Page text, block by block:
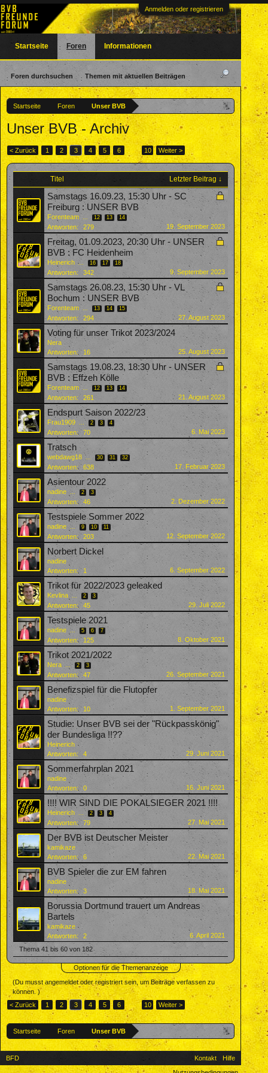
Anmelden oder registrieren
Startseite Foren Unser BVB
Unser BVB - Archiv
< Zurück 1 2 3 4 5 6 → 10 Weiter >
Titel Letzter Beitrag ↓
Samstags 16.09.23, 15:30 Uhr - SC
Freiburg : UNSER BVB
Forenteam ... 12 13 14
Antworten: 279 19. September 2023
Freitag, 01.09.2023, 20:30 Uhr - UNSER
BVB : FC Heidenheim
Heinerich ... 16 17 18
Antworten: 342 9. September 2023
Samstags 26.08.23, 15:30 Uhr - VL
Bochum : UNSER BVB
Forenteam ... 13 14 15
Antworten: 294 27. August 2023
Voting für unser Trikot 2023/2024
Nera
Antworten:
16 25. August 2023
Samstags 19.08.23, 18:30 Uhr - UNSER
BVB : Effzeh Kölle
Forenteam ... 12 13 14
Antworten: 261 21. August 2023
Endspurt Saison 2022/23
Frau1909 ... 2 3 4
Antworten: 70 6. Mai 2023
Tratsch
webdawg18 ... 30 31 32
Antworten: 638 17. Februar 2023
Asientour 2022
nadine ... 2 3
Antworten: 46 2. Dezember 2022
Testspiele Sommer 2022
nadine ... 9 10 11
Antworten: 203 12. September 2022
Norbert Dickel
nadine
Antworten:
1 6. September 2022
Trikot für 2022/2023 geleaked
Kevlina ... 2 3
Antworten: 45 29. Juli 2022
Testspiele 2021
nadine ... 5 6 7
Antworten: 125 8. Oktober 2021
Trikot 2021/2022
Nera ... 2 3
Antworten: 47 26. September 2021
Benefizspiel für die Flutopfer
nadine
Antworten:
10 1. September 2021
Studie: Unser BVB sei der "Rückpasskönig"
der Bundesliga !!??
Heinerich
Antworten:
4 29. Juni 2021
Sommerfahrplan 2021
nadine
Antworten:
0 16. Juni 2021
!!!! WIR SIND DIE POKALSIEGER 2021 !!!!
Heinerich ... 2 3 4
Antworten: 79 27. Mai 2021
Der BVB ist Deutscher Meister
kamikaze
Antworten:
6 22. Mai 2021
BVB Spieler die zur EM fahren
nadine
Antworten:
3 18. Mai 2021
Borussia Dortmund trauert um Andreas
Bartels
kamikaze
Antworten:
2
6. April 2021
Thema 41 bis 60 von 182
Optionen für die Themenanzeige
(Du musst angemeldet oder registriert sein, um Beiträge verfassen zu
können. )
< Zurück
1 2 3 4 5 6 → 10 Weiter >
Startseite Foren Unser BVB
Startseite Foren
Foren durchsuchen Themen mit aktuellen Beiträgen
Informationen
BFD Kontakt
Hilfe